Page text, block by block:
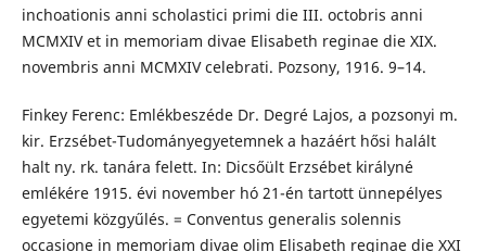
inchoationis anni scholastici primi die III. octobris anni
MCMXIV et in memoriam divae Elisabeth reginae die XIX.
novembris anni MCMXIV celebrati. Pozsony, 1916. 9–14.
Finkey Ferenc: Emlékbeszéde Dr. Degré Lajos, a pozsonyi m.
kir. Erzsébet-Tudományegyetemnek a hazáért hősi halált
halt ny. rk. tanára felett. In: Dicsőült Erzsébet királyné
emlékére 1915. évi november hó 21-én tartott ünnepélyes
egyetemi közgyűlés. = Conventus generalis solennis
occasione in memoriam divae olim Elisabeth reginae die XXI